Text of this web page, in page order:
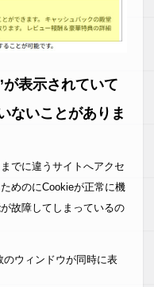
表示されていて
ないことがありま
でに違うサイトへアクセ
めのにCookieが正常に機
故障してしまっているの
ウィンドウが同時に表